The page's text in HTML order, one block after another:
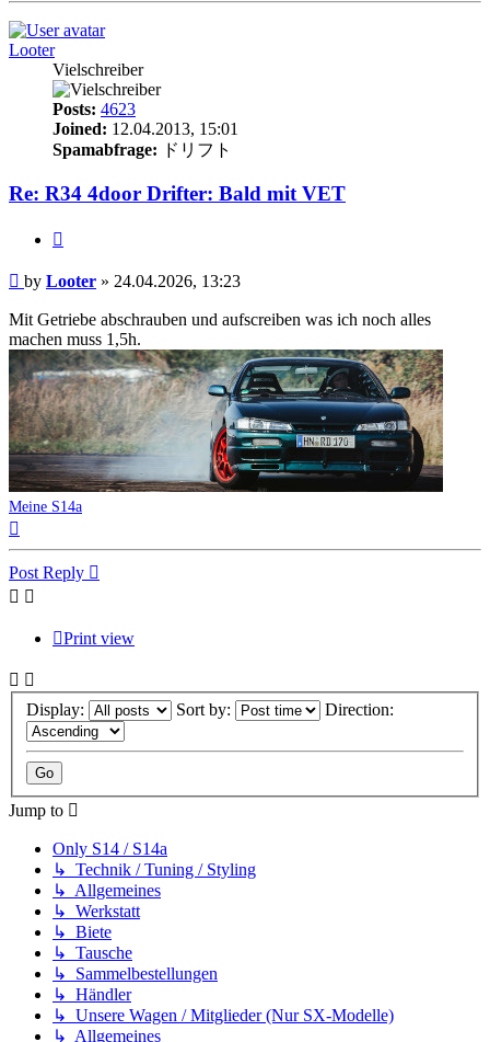
Looter
Vielschreiber
Posts: 4623
Joined: 12.04.2013, 15:01
Spamabfrage: ドリフト
Re: R34 4door Drifter: Bald mit VET
Post
by Looter » 24.04.2026, 13:23
Mit Getriebe abschrauben und aufscreiben was ich noch alles
machen muss 1,5h.
Meine S14a
Post Reply
Print view
Display: Sort by: Direction:
Jump to
Only S14 / S14a
↳ Technik / Tuning / Styling
↳ Allgemeines
↳ Werkstatt
↳ Biete
↳ Tausche
↳ Sammelbestellungen
↳ Händler
↳ Unsere Wagen / Mitglieder (Nur SX-Modelle)
↳ Allgemeines